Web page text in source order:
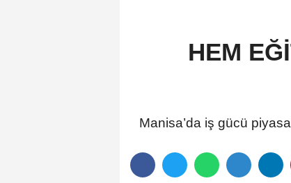
HEM
Manisa’da iş gücü